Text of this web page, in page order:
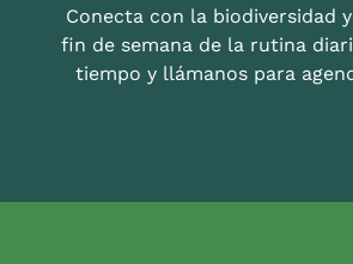
Conecta con la biodiversidad
fin de semana de la rutina
tiempo y llámanos para